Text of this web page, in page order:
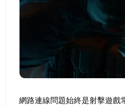
網路連線問題始終是射擊遊戲